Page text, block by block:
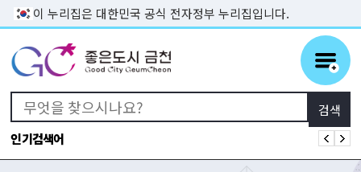
본문 바로가기
이 누리집은 대한민국 공식 전자정부 누리집입니다.
인기검색어